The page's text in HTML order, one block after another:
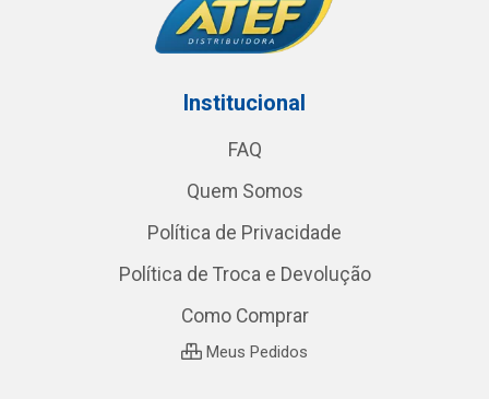
Institucional
FAQ
Quem Somos
Política de Privacidade
Política de Troca e Devolução
Como Comprar
Meus Pedidos